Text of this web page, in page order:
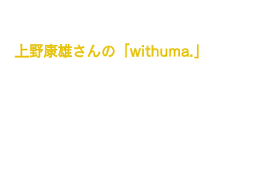
上野康雄さんの「withuma.」